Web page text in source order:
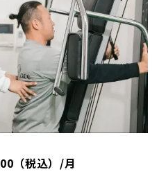
（税込）/月